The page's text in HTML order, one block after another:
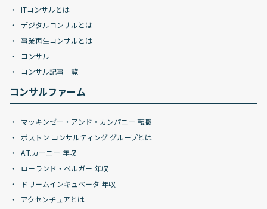
ITコンサルとは
デジタルコンサルとは
事業再生コンサルとは
コンサル
コンサル記事一覧
コンサルファーム
マッキンゼー・アンド・カンパニー 転職
ボストン コンサルティング グループとは
A.T.カーニー 年収
ローランド・ベルガー 年収
ドリームインキュベータ 年収
アクセンチュアとは